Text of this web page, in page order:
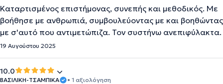
Καταρτισμένος επιστήμονας, συνεπής και μεθοδικός. Με
βοήθησε με ανθρωπιά, συμβουλεύοντας με και βοηθώντας
με σ'αυτό που αντιμετώπιζα. Τον συστήνω ανεπιφύλακτα.
19 Αυγούστου 2025
10.0
ΒΑΣΙΛΙΚΗ-ΤΣΑΜΠΙΚΑ • 1 αξιολόγηση